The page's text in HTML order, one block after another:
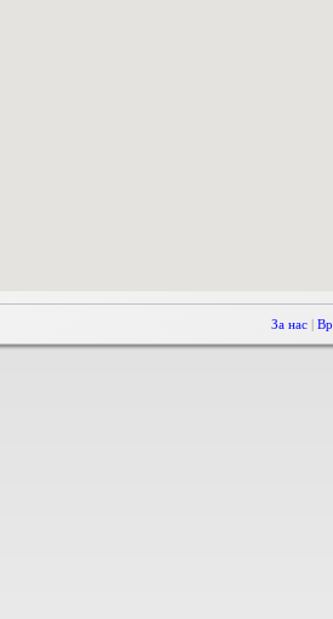
За нас |